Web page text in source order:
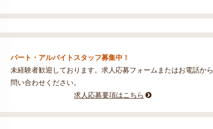
パート・アルバイトスタッフ募集中！
未経験者歓迎しております。求人応募フォームまたはお電話から
問い合わせください。
求人応募要項はこちら